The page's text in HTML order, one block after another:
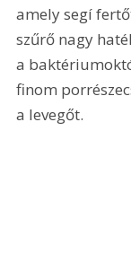
amely segí
szűrő nagy
a
finom
a levegőt.